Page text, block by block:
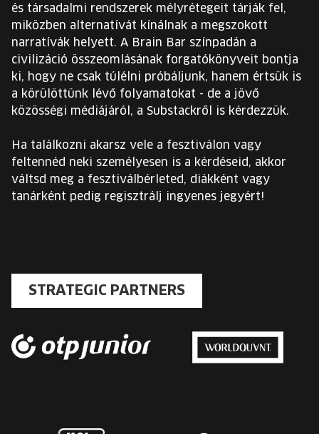
és társadalmi rendszerek mélyrétegeit tárják fel,
miközben alternatívát kínálnak a megszokott
narratívák helyett. A Brain Bar színpadán a
civilizáció összeomlásának forgatókönyveit bontja
ki, hogy ne csak túlélni próbáljunk, hanem értsük is
a körülöttünk lévő folyamatokat - de a jövő
közösségi médiájáról, a Substackről is kérdezzük.
Ha találkozni akarsz vele a fesztiválon vagy
feltennéd neki személyesen is a kérdéseid, akkor
váltsd meg a fesztiválbérleted, diákként vagy
tanárként pedig regisztrálj ingyenes jegyért!
STRATEGIC PARTNERS